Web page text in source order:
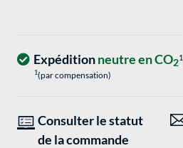
Expéditionneutre en CO21
1(par compensation)
Consulter le statut
de la commande